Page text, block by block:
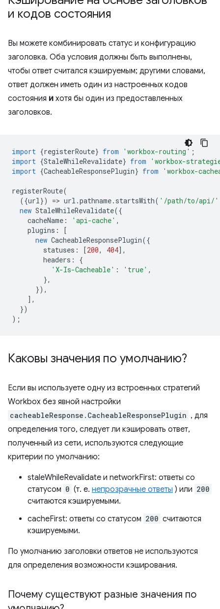
и кодов состояния
Вы можете комбинировать статус и конфигурацию
заголовка. Оба условия должны быть выполнены,
чтобы ответ считался кэшируемым; другими словами,
ответ должен иметь один из настроенных кодов
состояния и хотя бы один из предоставленных
заголовков.
import {registerRoute} from 'workbox-routing' ;
import {StaleWhileRevalidate} from
'workbox-
import {CacheableResponsePlugin} from 'workbox-
registerRoute(
({url}) => url .pathname. startsWith( '/path/to/api/'
new StaleWhileRevalidate({
cacheName : 'api-cache' ,
plugins :
[
new CacheableResponsePlugin({
statuses : [200, 404],
headers :
{
'X-Is-Cacheable' : 'true' ,
},
}),
],
})
);
Каковы значения по умолчанию?
Если вы используете одну из встроенных стратегий
Workbox без явной настройки
cacheableResponse.CacheableResponsePlugin , для
определения того, следует ли кэшировать ответ,
полученный из сети, используются следующие
критерии по умолчанию:
staleWhileRevalidate и networkFirst: ответы со
статусом 0 (т. е. непрозрачные ответы ) или 200
считаются кэшируемыми.
cacheFirst: ответы со статусом 200 считаются
кэшируемыми.
По умолчанию заголовки ответов не используются
для определения возможности кэширования.
Почему существуют разные значения по